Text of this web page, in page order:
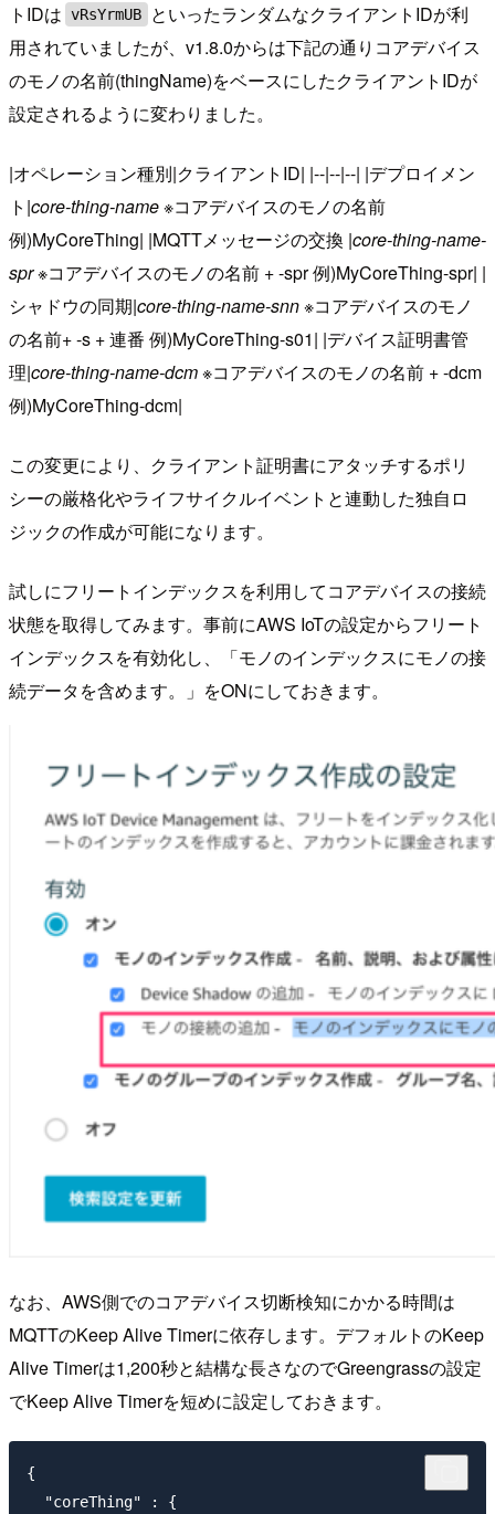
トIDは vRsYrmUB
といったランダムなクライアントIDが利
用されていましたが、v1.8.0からは下記の通りコアデバイス
のモノの名前(thingName)をベースにしたクライアントIDが
設定されるように変わりました。
|オペレーション種別|クライアントID| |--|--|--| |デプロイメン
ト|core-thing-name※コアデバイスのモノの名前
例)MyCoreThing| |MQTTメッセージの交換 |core-thing-name-
spr※コアデバイスのモノの名前 + -spr 例)MyCoreThing-spr| |
シャドウの同期|core-thing-name-snn※コアデバイスのモノ
の名前+ -s + 連番 例)MyCoreThing-s01| |デバイス証明書管
理|core-thing-name-dcm※コアデバイスのモノの名前 + -dcm
例)MyCoreThing-dcm|
この変更により、クライアント証明書にアタッチするポリ
シーの厳格化やライフサイクルイベントと連動した独自ロ
ジックの作成が可能になります。
試しにフリートインデックスを利用してコアデバイスの接続
状態を取得してみます。事前にAWS IoTの設定からフリート
インデックスを有効化し、「モノのインデックスにモノの接
続データを含めます。」をONにしておきます。
なお、AWS側でのコアデバイス切断検知にかかる時間は
MQTTのKeep Alive Timerに依存します。デフォルトのKeep
Alive Timerは1,200秒と結構な長さなのでGreengrassの設定
でKeep Alive Timerを短めに設定しておきます。
{
  "coreThing" : {